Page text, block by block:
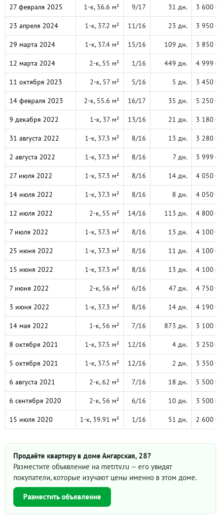
27 февраля 2025 1-к, 36.6 м² 9/17 31 дн. 3 600
23 апреля 2024 1-к, 37.2 м² 11/16 23 дн. 3 950
29 марта 2024 1-к, 37.4 м² 15/16 109 дн. 3 850
12 марта 2024 2-к, 55 м² 1/16 449 дн. 4 999
11 октября 2023 2-к, 57 м² 5/16 5 дн. 3 450
14 февраля 2023 2-к, 55.6 м² 16/17 35 дн. 5 250
9 декабря 2022 1-к, 37 м² 13/16 21 дн. 3 180
31 августа 2022 1-к, 37.3 м² 8/16 13 дн. 3 280
2 августа 2022 1-к, 37.3 м² 8/16 7 дн. 3 999
27 июля 2022 1-к, 37.3 м² 8/16 14 дн. 4 050
14 июля 2022 1-к, 37.3 м² 8/16 8 дн. 4 050
12 июля 2022 2-к, 55 м² 14/16 113 дн. 4 800
7 июля 2022 1-к, 37.3 м² 8/16 13 дн. 4 100
25 июня 2022 1-к, 37.3 м² 8/16 11 дн. 4 100
15 июня 2022 1-к, 37.3 м² 8/16 13 дн. 4 100
7 июня 2022 2-к, 56 м² 6/16 47 дн. 4 750
3 июня 2022 1-к, 37.3 м² 8/16 14 дн. 4 190
14 мая 2022 1-к, 56 м² 7/16 873 дн. 3 100
8 октября 2021 1-к, 37.5 м² 12/16 4 дн. 3 250
5 октября 2021 1-к, 37.5 м² 12/16 2 дн. 3 350
6 августа 2021 2-к, 62 м² 7/16 18 дн. 5 500
6 сентября 2020 2-к, 56 м² 6/16 10 дн. 3 500
15 июля 2020 1-к, 39.91 м² 1/16 51 дн. 2 600
Продаёте квартиру в доме Ангарская, 28?
Разместите объявление на metrtv.ru — его увидят
покупатели, которые изучают цены именно в этом доме.
Разместить объявление